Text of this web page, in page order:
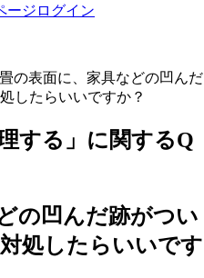
ージログイン
の表面に、家具などの凹んだ
したらいいですか？
する」に関するQ
の凹んだ跡がつい
処したらいいです